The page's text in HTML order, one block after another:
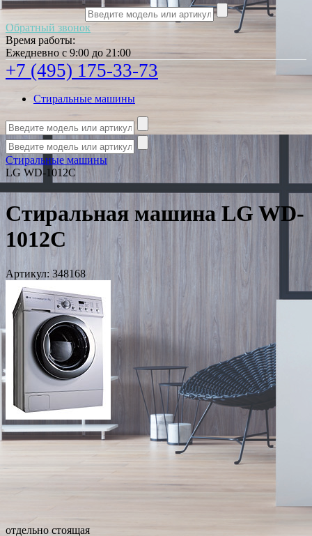
Обратный звонок
Время работы:
Ежедневно с 9:00 до 21:00
+7 (495) 175-33-73
Стиральные машины
Стиральные машины
LG WD-1012C
Стиральная машина LG WD-
1012C
Артикул: 348168
отдельно стоящая